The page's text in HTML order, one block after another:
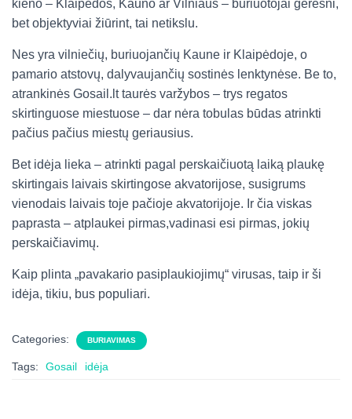
kieno – Klaipėdos, Kauno ar Vilniaus – buriuotojai geresni,
bet objektyviai žiūrint, tai netikslu.
Nes yra vilniečių, buriuojančių Kaune ir Klaipėdoje, o
pamario atstovų, dalyvaujančių sostinės lenktynėse. Be to,
atrankinės Gosail.lt taurės varžybos – trys regatos
skirtinguose miestuose – dar nėra tobulas būdas atrinkti
pačius pačius miestų geriausius.
Bet idėja lieka – atrinkti pagal perskaičiuotą laiką plaukę
skirtingais laivais skirtingose akvatorijose, susigrums
vienodais laivais toje pačioje akvatorijoje. Ir čia viskas
paprasta – atplaukei pirmas,vadinasi esi pirmas, jokių
perskaičiavimų.
Kaip plinta „pavakario pasiplaukiojimų“ virusas, taip ir ši
idėja, tikiu, bus populiari.
Categories: BURIAVIMAS
Tags: Gosail idėja